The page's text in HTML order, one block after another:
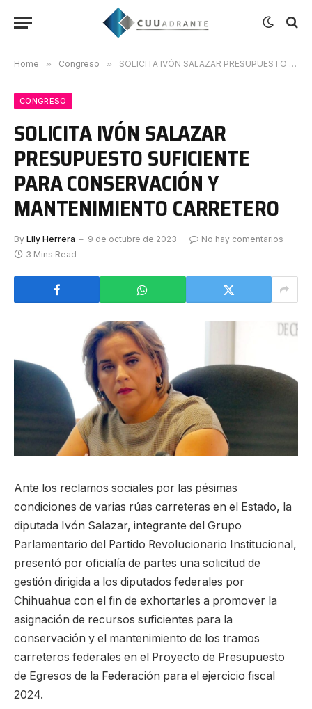
Home » Congreso » SOLICITA IVÓN SALAZAR PRESUPUESTO SUFICIENTE PARA CONSERVACIÓN Y MANTENIMIENTO CARRETERO
CONGRESO
SOLICITA IVÓN SALAZAR
PRESUPUESTO SUFICIENTE
PARA CONSERVACIÓN Y
MANTENIMIENTO CARRETERO
By Lily Herrera 9 de octubre de 2023
No hay comentarios
3 Mins Read
Ante los reclamos sociales por las pésimas
condiciones de varias rúas carreteras en el Estado, la
diputada Ivón Salazar, integrante del Grupo
Parlamentario del Partido Revolucionario Institucional,
presentó por oficialía de partes una solicitud de
gestión dirigida a los diputados federales por
Chihuahua con el fin de exhortarles a promover la
asignación de recursos suficientes para la
conservación y el mantenimiento de los tramos
carreteros federales en el Proyecto de Presupuesto
de Egresos de la Federación para el ejercicio fiscal
2024.